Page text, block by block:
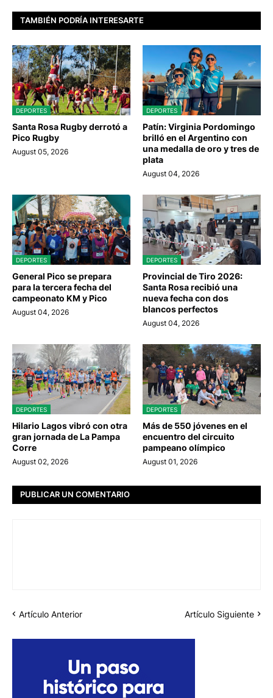
TAMBIÉN PODRÍA INTERESARTE
DEPORTES
Santa Rosa Rugby derrotó a
Pico Rugby
August 05, 2026
DEPORTES
Patín: Virginia Pordomingo
brilló en el Argentino con
una medalla de oro y tres de
plata
August 04, 2026
DEPORTES
General Pico se prepara
para la tercera fecha del
campeonato KM y Pico
August 04, 2026
DEPORTES
Provincial de Tiro 2026:
Santa Rosa recibió una
nueva fecha con dos
blancos perfectos
August 04, 2026
DEPORTES
Hilario Lagos vibró con otra
gran jornada de La Pampa
Corre
August 02, 2026
DEPORTES
Más de 550 jóvenes en el
encuentro del circuito
pampeano olímpico
August 01, 2026
PUBLICAR UN COMENTARIO
Artículo Anterior Artículo Siguiente